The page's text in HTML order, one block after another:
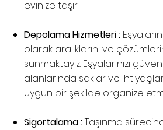
evinize taşır.
Depolama Hizmetleri :
olarak aralıklarını ve
sunmaktayız. Eşyalarınızı
alanlarında saklar ve
uygun bir şekilde organize
Sigortalama :Taşınma